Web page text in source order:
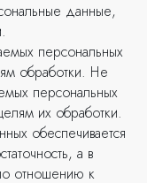
данные,
персональных
обработки. Не
персональных
их обработки.
обеспечивается
а в
отношению к